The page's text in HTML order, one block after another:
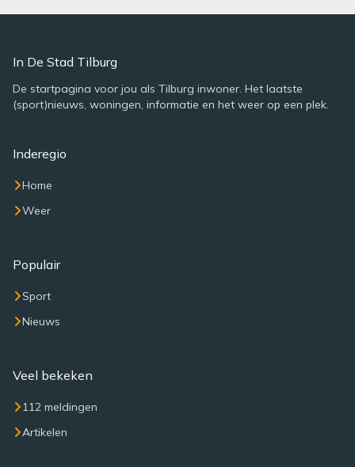
In De Stad Tilburg
De startpagina voor jou als Tilburg inwoner. Het laatste
(sport)nieuws, woningen, informatie en het weer op een plek.
Inderegio
Home
Weer
Populair
Sport
Nieuws
Veel bekeken
112 meldingen
Artikelen